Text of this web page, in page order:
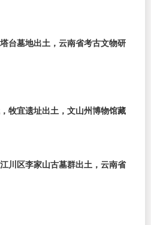
台墓地出土，云南省考古文物研
牧宜遗址出土，文山州博物馆藏
川区李家山古墓群出土，云南省